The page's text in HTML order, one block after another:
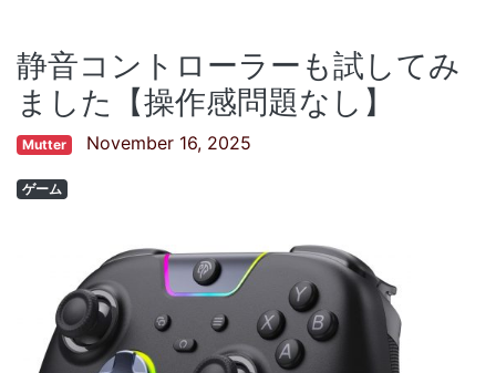
静音コントローラーも試してみ
ました【操作感問題なし】
Mutter November 16, 2025
ゲーム